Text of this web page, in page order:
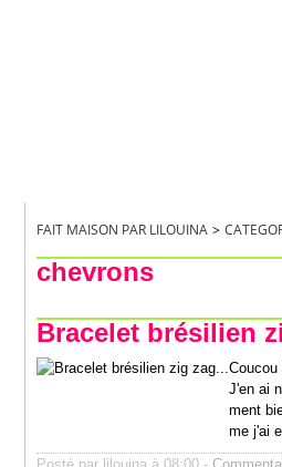
FAIT MAISON PAR LILOUINA >
chevrons
Bracelet brésilien
J'en ai
ment
me j'ai